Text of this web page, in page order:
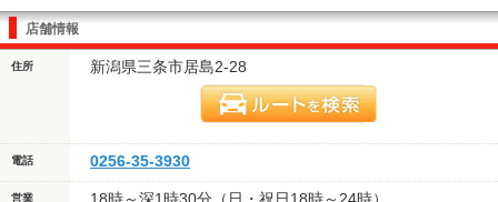
店舗情報
住所 新潟県三条市居島2-28
電話 0256-35-3930
営業